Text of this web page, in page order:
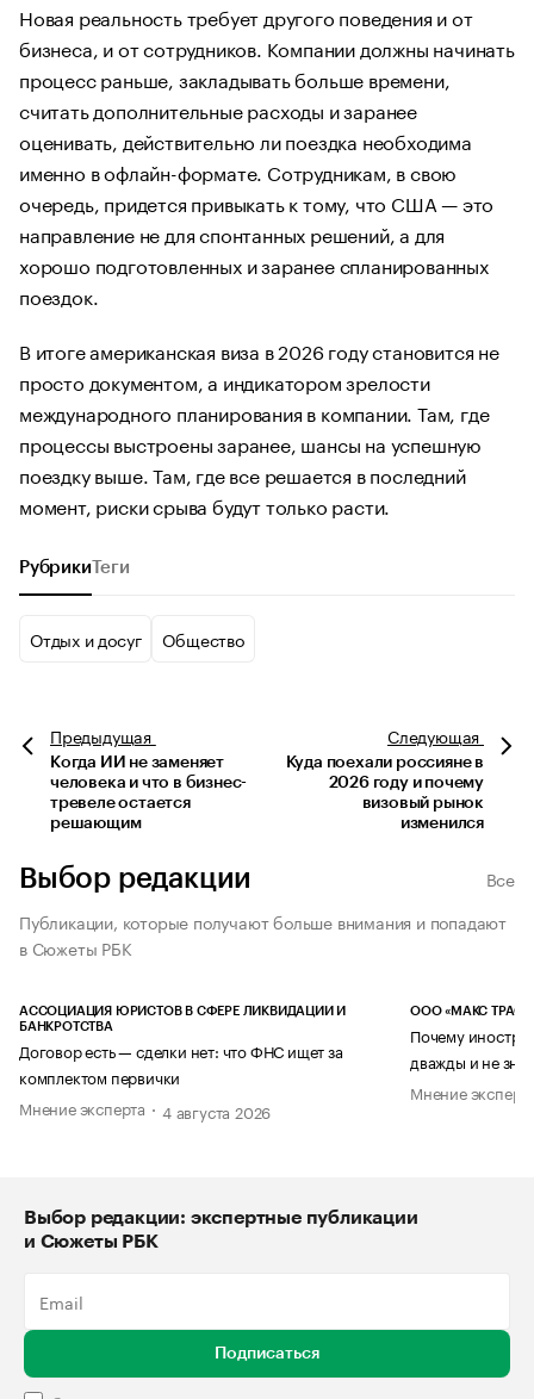
Новая реальность требует другого поведения и от
бизнеса, и от сотрудников. Компании должны начинать
процесс раньше, закладывать больше времени,
считать дополнительные расходы и заранее
оценивать, действительно ли поездка необходима
именно в офлайн-формате. Сотрудникам, в свою
очередь, придется привыкать к тому, что США — это
направление не для спонтанных решений, а для
хорошо подготовленных и заранее спланированных
поездок.
В итоге американская виза в 2026 году становится не
просто документом, а индикатором зрелости
международного планирования в компании. Там, где
процессы выстроены заранее, шансы на успешную
поездку выше. Там, где все решается в последний
момент, риски срыва будут только расти.
Рубрики Теги
Отдых и досуг Общество
Предыдущая
Когда ИИ не заменяет
человека и что в бизнес-
тревеле остается
решающим
Следующая
Куда поехали россияне в
2026 году и почему
визовый рынок
изменился
Выбор редакции
Все
Публикации, которые получают больше внимания и попадают
в Сюжеты РБК
АССОЦИАЦИЯ ЮРИСТОВ В СФЕРЕ ЛИКВИДАЦИИ И
БАНКРОТСТВА
Договор есть — сделки нет: что ФНС ищет за
комплектом первички
Мнение эксперта
4 августа 2026
ООО «МАКС ТРАСТ»
Почему
дважды и не
Мнение
Выбор редакции: экспертные публикации
и Сюжеты РБК
Подписаться